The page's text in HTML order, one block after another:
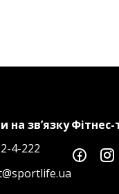
на зв’язку
4-222
Фітнес-